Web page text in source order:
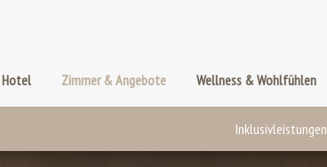
Hotel Zimmer & Angebote Wellness & Wohlfühlen
Inklusivleistungen